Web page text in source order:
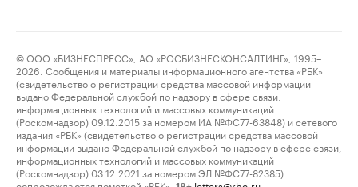
© ООО «БИЗНЕСПРЕСС», АО «РОСБИЗНЕСКОНСАЛТИНГ», 1995–
2026. Сообщения и материалы информационного агентства «РБК»
(свидетельство о регистрации средства массовой информации
выдано Федеральной службой по надзору в сфере связи,
информационных технологий и массовых коммуникаций
(Роскомнадзор) 09.12.2015 за номером ИА №ФС77-63848) и сетевого
издания «РБК» (свидетельство о регистрации средства массовой
информации выдано Федеральной службой по надзору в сфере связи,
информационных технологий и массовых коммуникаций
(Роскомнадзор) 03.12.2021 за номером ЭЛ №ФС77-82385)